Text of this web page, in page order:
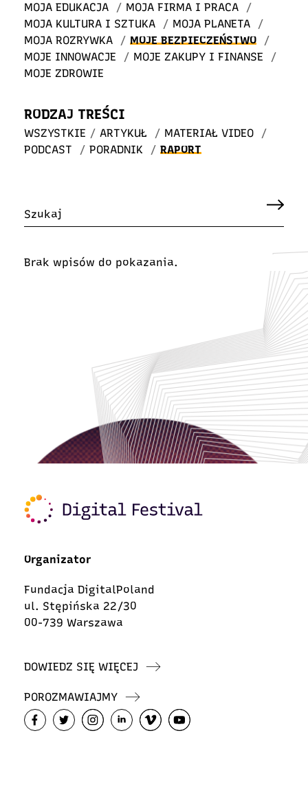
MOJA EDUKACJA
/ MOJA FIRMA I PRACA
/
MOJA KULTURA I SZTUKA
/ MOJA PLANETA
/
MOJA ROZRYWKA
/ MOJE BEZPIECZEŃSTWO
/
MOJE INNOWACJE
/ MOJE ZAKUPY I FINANSE
/
MOJE ZDROWIE
RODZAJ TREŚCI
WSZYSTKIE / ARTYKUŁ / MATERIAŁ VIDEO
/
PODCAST
/ PORADNIK / RAPORT
Brak wpisów do pokazania.
Organizator
Fundacja DigitalPoland
ul. Stępińska 22/30
00-739 Warszawa
DOWIEDZ SIĘ WIĘCEJ
POROZMAWIAJMY